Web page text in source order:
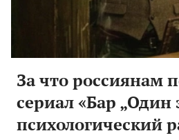
За что россиянам
сериал «Бар „Один
психологический